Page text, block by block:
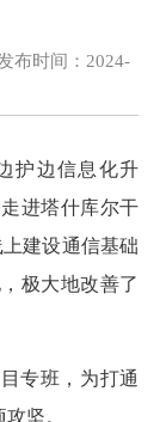
时间：2024-
护边信息化升
进塔什库尔干
建设通信基础
极大地改善了
专班，为打通
坚。